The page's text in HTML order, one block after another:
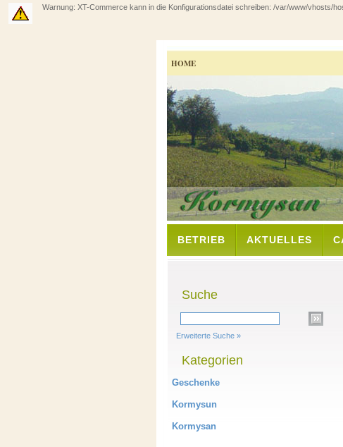
Warnung: XT-Commerce kann in die Konfigurationsdatei schreiben: /var/www/vhosts/
HOME
BETRIEB AKTUELLES
Suche
Erweiterte Suche »
Kategorien
Geschenke
Kormysun
Kormysan